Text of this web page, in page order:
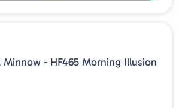
Minnow - HF465 Morning Illusion